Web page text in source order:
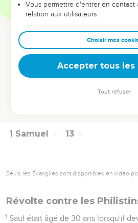
son grand nom, car il a décidé de
23
de prier pour vous ! Au contraire, je
chemin bon et droit.
Seulement, craignez l'Eternel et
tout votre cœur. Voyez en effet
1 Samuel 13
Seuls les Évangiles sont disponibles en vidéo
Révolte contre les
1 Saül était âgé de 30 ans lorsqu'il
Vous permettre d'entrer en contact
relation aux utilisateurs.
Choisir mes
Accepter tous les
Tout refuser